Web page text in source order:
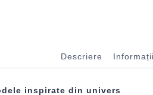
Descriere
inspirate din univers